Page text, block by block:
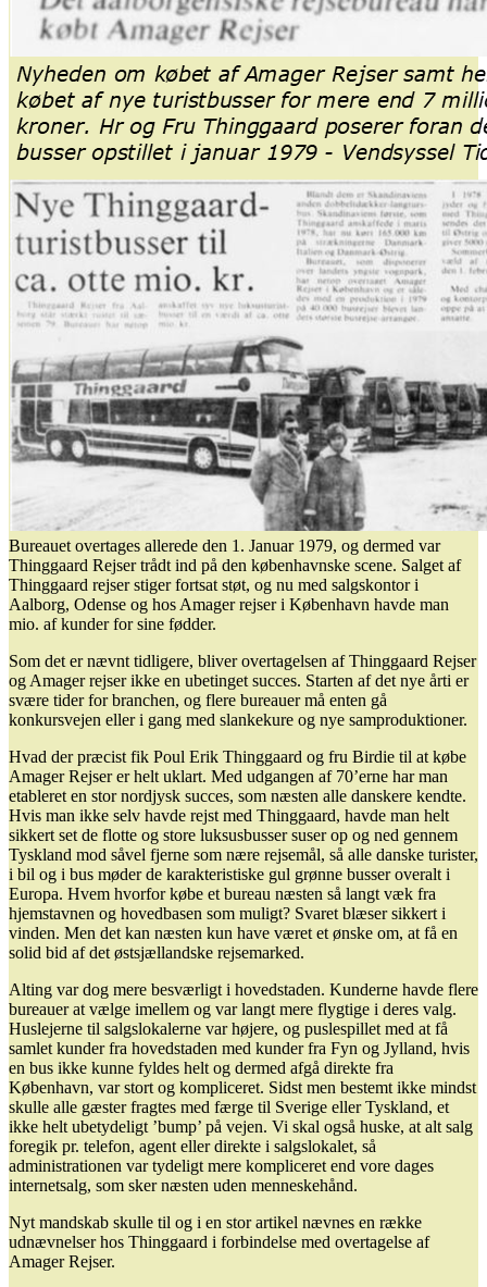
Bureauet overtages allerede den 1. Januar 1979, og dermed var
Thinggaard Rejser trådt ind på den københavnske scene. Salget af
Thinggaard rejser stiger fortsat støt, og nu med salgskontor i
Aalborg, Odense og hos Amager rejser i København havde man
mio. af kunder for sine fødder.
Som det er nævnt tidligere, bliver overtagelsen af Thinggaard Rejser
og Amager rejser ikke en ubetinget succes. Starten af det nye årti er
svære tider for branchen, og flere bureauer må enten gå
konkursvejen eller i gang med slankekure og nye samproduktioner.
Hvad der præcist fik Poul Erik Thinggaard og fru Birdie til at købe
Amager Rejser er helt uklart. Med udgangen af 70’erne har man
etableret en stor nordjysk succes, som næsten alle danskere kendte.
Hvis man ikke selv havde rejst med Thinggaard, havde man helt
sikkert set de flotte og store luksusbusser suser op og ned gennem
Tyskland mod såvel fjerne som nære rejsemål, så alle danske turister,
i bil og i bus møder de karakteristiske gul grønne busser overalt i
Europa. Hvem hvorfor købe et bureau næsten så langt væk fra
hjemstavnen og hovedbasen som muligt? Svaret blæser sikkert i
vinden. Men det kan næsten kun have været et ønske om, at få en
solid bid af det østsjællandske rejsemarked.
Alting var dog mere besværligt i hovedstaden. Kunderne havde flere
bureauer at vælge imellem og var langt mere flygtige i deres valg.
Huslejerne til salgslokalerne var højere, og puslespillet med at få
samlet kunder fra hovedstaden med kunder fra Fyn og Jylland, hvis
en bus ikke kunne fyldes helt og dermed afgå direkte fra
København, var stort og kompliceret. Sidst men bestemt ikke mindst
skulle alle gæster fragtes med færge til Sverige eller Tyskland, et
ikke helt ubetydeligt ’bump’ på vejen. Vi skal også huske, at alt salg
foregik pr. telefon, agent eller direkte i salgslokalet, så
administrationen var tydeligt mere kompliceret end vore dages
internetsalg, som sker næsten uden menneskehånd.
Nyt mandskab skulle til og i en stor artikel nævnes en række
udnævnelser hos Thinggaard i forbindelse med overtagelse af
Amager Rejser.